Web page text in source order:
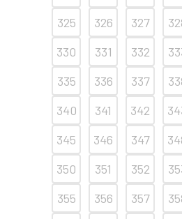
325
326 327
330
331 332
335
336 337
340
341 342
345
346 347
350
351 352
355
356 357